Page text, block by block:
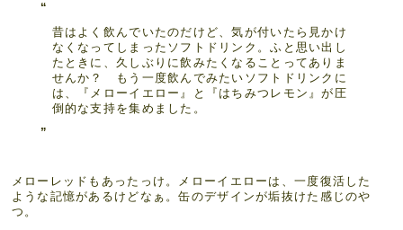
昔はよく飲んでいたのだけど、気が付いたら見かけ
なくなってしまったソフトドリンク。ふと思い出し
たときに、久しぶりに飲みたくなることってありま
せんか？ もう一度飲んでみたいソフトドリンクに
は、『メローイエロー』と『はちみつレモン』が圧
倒的な支持を集めました。
メローレッドもあったっけ。メローイエローは、一度復活した
ような記憶があるけどなぁ。缶のデザインが垢抜けた感じのや
つ。